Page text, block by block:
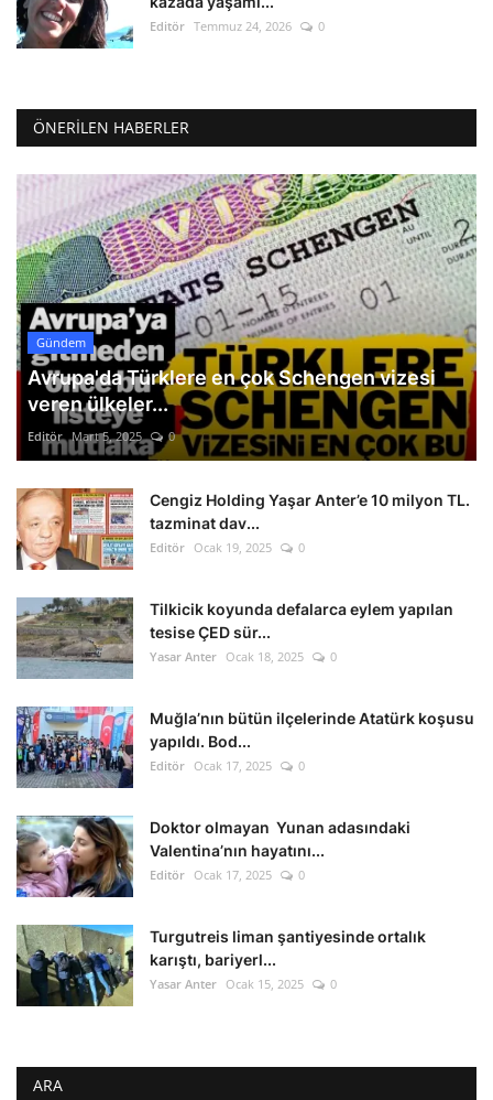
Editör Temmuz 24, 2026 0
ÖNERILEN HABERLER
Gündem
Avrupa'da Türklere en çok Schengen vizesi
veren ülkeler...
Editör Mart 5, 2025 0
Cengiz Holding Yaşar Anter’e 10 milyon TL.
tazminat dav...
Editör Ocak 19, 2025 0
Tilkicik koyunda defalarca eylem yapılan
tesise ÇED sür...
Yasar Anter Ocak 18, 2025 0
Muğla’nın bütün ilçelerinde Atatürk koşusu
yapıldı. Bod...
Editör Ocak 17, 2025 0
Doktor olmayan Yunan adasındaki
Valentina’nın hayatını...
Editör Ocak 17, 2025 0
Turgutreis liman şantiyesinde ortalık
karıştı, bariyerl...
Yasar Anter Ocak 15, 2025 0
ARA